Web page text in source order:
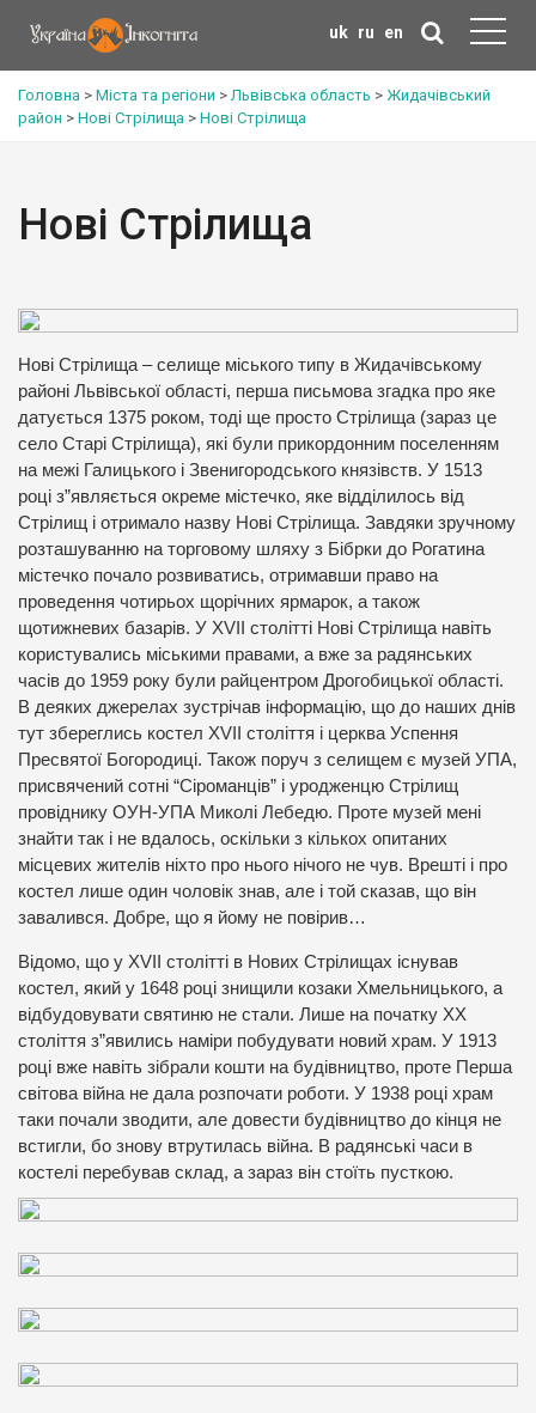
uk ru en
Головна > Міста та регіони >Львівська область > Жидачівський
район > Нові Стрілища > Нові Стрілища
Нові Стрілища
Нові Стрілища – селище міського типу в Жидачівському
районі Львівської області, перша письмова згадка про яке
датується 1375 роком, тоді ще просто Стрілища (зараз це
село Старі Стрілища), які були прикордонним поселенням
на межі Галицького і Звенигородського князівств. У 1513
році з”являється окреме містечко, яке відділилось від
Стрілищ і отримало назву Нові Стрілища. Завдяки зручному
розташуванню на торговому шляху з Бібрки до Рогатина
містечко почало розвиватись, отримавши право на
проведення чотирьох щорічних ярмарок, а також
щотижневих базарів. У XVII столітті Нові Стрілища навіть
користувались міськими правами, а вже за радянських
часів до 1959 року були райцентром Дрогобицької області.
В деяких джерелах зустрічав інформацію, що до наших днів
тут збереглись костел XVII століття і церква Успення
Пресвятої Богородиці. Також поруч з селищем є музей УПА,
присвячений сотні “Сіроманців” і уродженцю Стрілищ
провіднику ОУН-УПА Миколі Лебедю. Проте музей мені
знайти так і не вдалось, оскільки з кількох опитаних
місцевих жителів ніхто про нього нічого не чув. Врешті і про
костел лише один чоловік знав, але і той сказав, що він
завалився. Добре, що я йому не повірив…
Відомо, що у XVII столітті в Нових Стрілищах існував
костел, який у 1648 році знищили козаки Хмельницького, а
відбудовувати святиню не стали. Лише на початку ХХ
століття з”явились наміри побудувати новий храм. У 1913
році вже навіть зібрали кошти на будівництво, проте Перша
світова війна не дала розпочати роботи. У 1938 році храм
таки почали зводити, але довести будівництво до кінця не
встигли, бо знову втрутилась війна. В радянські часи в
костелі перебував склад, а зараз він стоїть пусткою.